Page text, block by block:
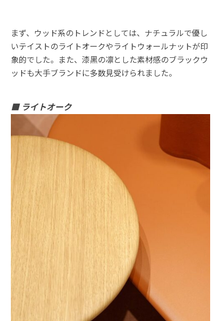
まず、ウッド系のトレンドとしては、ナチュラルで優し
いテイストのライトオークやライトウォールナットが印
象的でした。また、漆⿊の凛とした素材感のブラックウ
ッドも⼤⼿ブランドに多数⾒受けられました。
■ ライトオーク